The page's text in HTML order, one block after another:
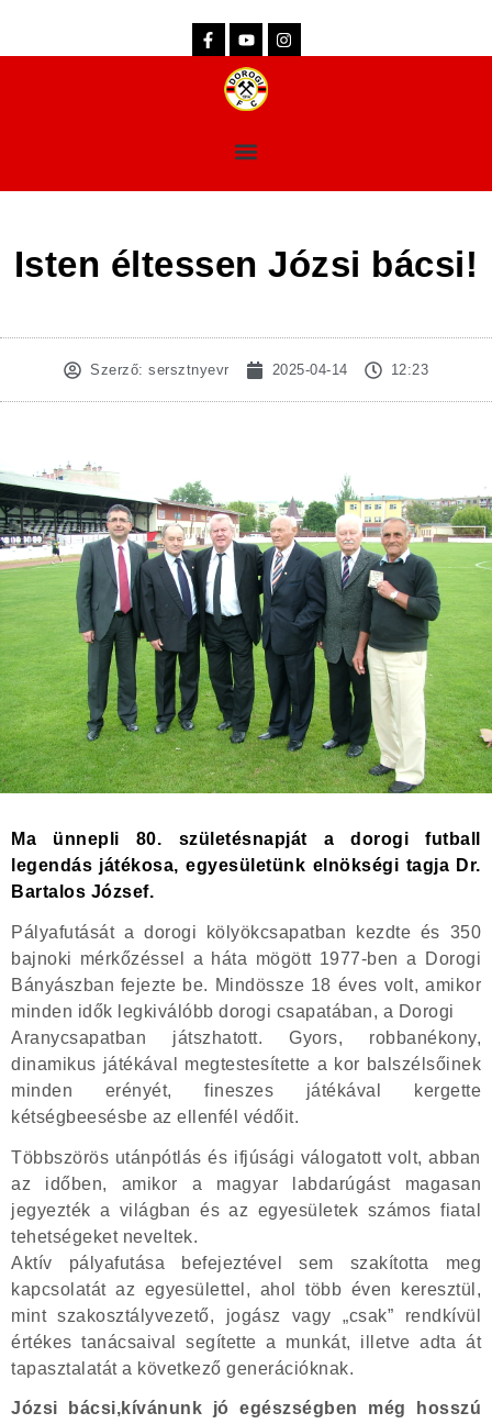
Isten éltessen Józsi bácsi!
Szerző: sersztnyevr 2025-04-14 12:23
Ma ünnepli 80. születésnapját a dorogi futball
legendás játékosa, egyesületünk elnökségi tagja Dr.
Bartalos József.
Pályafutását a dorogi kölyökcsapatban kezdte és 350
bajnoki mérkőzéssel a háta mögött 1977-ben a Dorogi
Bányászban fejezte be. Mindössze 18 éves volt, amikor
minden idők legkiválóbb dorogi csapatában, a Dorogi
Aranycsapatban játszhatott. Gyors, robbanékony,
dinamikus játékával megtestesítette a kor balszélsőinek
minden erényét, fineszes játékával kergette
kétségbeesésbe az ellenfél védőit.
Többszörös utánpótlás és ifjúsági válogatott volt, abban
az időben, amikor a magyar labdarúgást magasan
jegyezték a világban és az egyesületek számos fiatal
tehetségeket neveltek.
Aktív pályafutása befejeztével sem szakította meg
kapcsolatát az egyesülettel, ahol több éven keresztül,
mint szakosztályvezető, jogász vagy „csak” rendkívül
értékes tanácsaival segítette a munkát, illetve adta át
tapasztalatát a következő generációknak.
Józsi bácsi,kívánunk jó egészségben még hosszú